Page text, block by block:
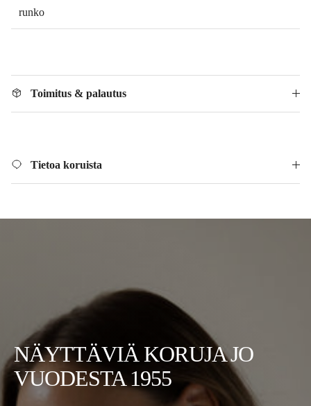
runko
Toimitus & palautus
Tietoa koruista
NÄYTTÄVIÄ KORUJA JO
VUODESTA 1955